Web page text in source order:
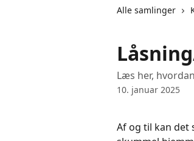
Alle samlinger
Læs her,
10. januar 2025
Af og til kan det